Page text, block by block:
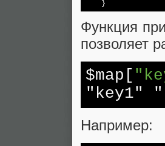
Функция
позволяет
$map[
"key1"
Например: